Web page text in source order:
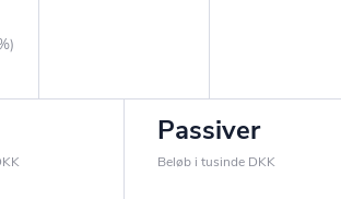
Passiver
Beløb i tusinde DKK